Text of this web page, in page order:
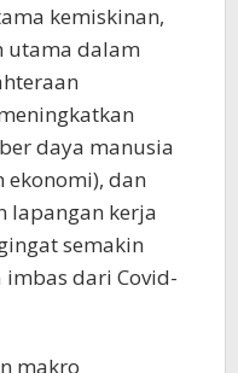
kemiskinan,
utama dalam
daya manusia
ekonomi), dan
lapangan kerja
semakin
dari Covid-
makro